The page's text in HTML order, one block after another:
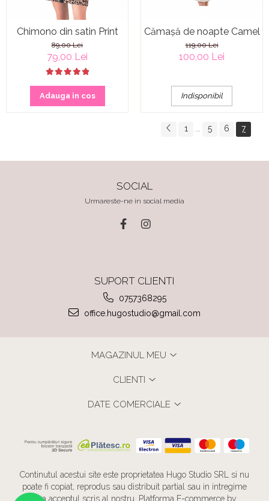
Chimono din satin Print
89,00 Lei
79,00 Lei
Adauga in cos
Cămașă de noapte Camel
119,00 Lei
100,00 Lei
Indisponibil
1 ... 5 6 7
SOCIAL
Urmareste-ne in social media
SUPORT CLIENTI
0757368295
office.hugostudio@gmail.com
MAGAZINUL MEU
CLIENTI
DATE COMERCIALE
Continutul acestui site este proprietatea Hugo Studio SRL si nu
poate fi copiat, reprodus sau distribuit partial sau in intregime
fara acceptul scris al nostru.
Platforma E-commerce by